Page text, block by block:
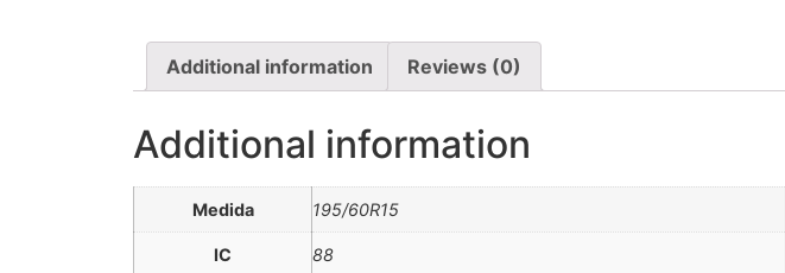
Additional information Reviews (0)
Additional information
Medida 195/60R15
IC 88